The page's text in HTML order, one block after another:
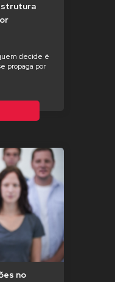
decide é
propaga por
no